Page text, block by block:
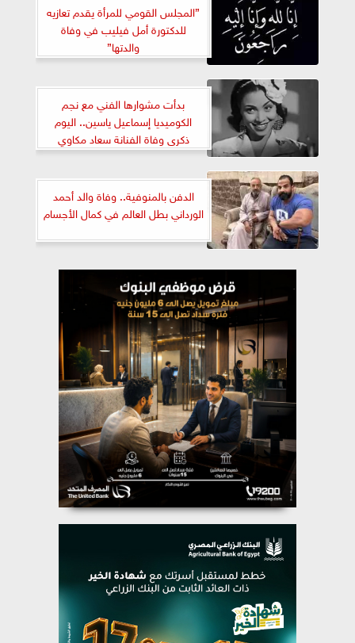
”المجلس القومي للمرأة يقدم تعازيه
للدكتورة أمل فيليب في وفاة
والدتها”
بدأت مشوارها الفني مع نجم
الكوميديا إسماعيل ياسين.. اليوم
ذكرى وفاة الفنانة سعاد مكاوي
الدفن بالمنوفية.. وفاة والد أحمد
الورداني بطل العالم في كمال الأجسام